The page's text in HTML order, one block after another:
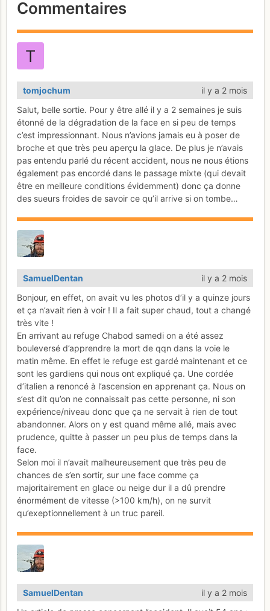
Commentaires
tomjochum
il y a 2 mois
Salut, belle sortie. Pour y être allé il y a 2 semaines je suis
étonné de la dégradation de la face en si peu de temps
c’est impressionnant. Nous n’avions jamais eu à poser de
broche et que très peu aperçu la glace. De plus je n’avais
pas entendu parlé du récent accident, nous ne nous étions
également pas encordé dans le passage mixte (qui devait
être en meilleure conditions évidemment) donc ça donne
des sueurs froides de savoir ce qu’il arrive si on tombe…
SamuelDentan
il y a 2 mois
Bonjour, en effet, on avait vu les photos d’il y a quinze jours
et ça n’avait rien à voir ! Il a fait super chaud, tout a changé
très vite !
En arrivant au refuge Chabod samedi on a été assez
bouleversé d’apprendre la mort de qqn dans la voie le
matin même. En effet le refuge est gardé maintenant et ce
sont les gardiens qui nous ont expliqué ça. Une cordée
d’italien a renoncé à l’ascension en apprenant ça. Nous on
s’est dit qu’on ne connaissait pas cette personne, ni son
expérience/niveau donc que ça ne servait à rien de tout
abandonner. Alors on y est quand même allé, mais avec
prudence, quitte à passer un peu plus de temps dans la
face.
Selon moi il n’avait malheureusement que très peu de
chances de s’en sortir, sur une face comme ça
majoritairement en glace ou neige dur il a dû prendre
énormément de vitesse (>100 km/h), on ne survit
qu’exeptionnellement à un truc pareil.
SamuelDentan
il y a 2 mois